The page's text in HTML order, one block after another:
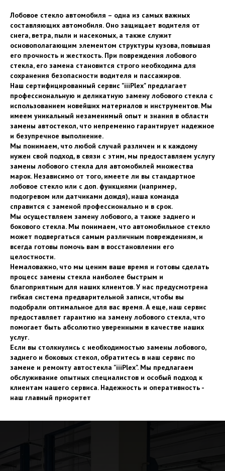
Лобовое стекло автомобиля – одна из самых важных
составляющих автомобиля. Оно защищает водителя от
снега, ветра, пыли и насекомых, а также служит
основополагающим элементом структуры кузова, повышая
его прочность и жесткость. При повреждения лобового
стекла, его замена становится строго необходима для
сохранения безопасности водителя и пассажиров.
Наш сертифицированный сервис "iiiPlex" предлагает
профессиональную и деликатную замену лобового стекла с
использованием новейших материалов и инструментов. Мы
имеем уникальный незаменимый опыт и знания в области
замены автостекол, что непременно гарантирует надежное
и безупречное выполнение.
Мы понимаем, что любой случай различен и к каждому
нужен свой подход, в связи с этим, мы предоставляем услугу
замены лобового стекла для автомобилей множества
марок. Независимо от того, имеете ли вы стандартное
лобовое стекло или с доп. функциями (например,
подогревом или датчиками дождя), наша команда
справится с заменой профессионально и в срок.
Мы осуществляем замену лобового, а также заднего и
бокового стекла. Мы понимаем, что автомобильное стекло
может подвергаться самым различным повреждениям, и
всегда готовы помочь вам в восстановлении его
целостности.
Немаловажно, что мы ценим ваше время и готовы сделать
процесс замены стекла наиболее быстрым и
благоприятным для наших клиентов. У нас предусмотрена
гибкая система предварительной записи, чтобы вы
подобрали оптимальное для вас время. А еще, наш сервис
предоставляет гарантию на замену лобового стекла, что
помогает быть абсолютно уверенными в качестве наших
услуг.
Если вы столкнулись с необходимостью замены лобового,
заднего и боковых стекол, обратитесь в наш сервис по
замене и ремонту автостекла "iiiPlex". Мы предлагаем
обслуживание опытных специалистов и особый подход к
клиентам нашего сервиса. Надежность и оперативность -
наш главный приоритет